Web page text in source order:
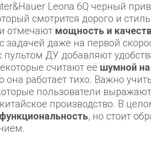
Leona 6Q черный
смотрится дорого и
отмечают мощность и
задачей даже на первой
пультом ДУ добавляют
считают её шумной
она работает тихо. Важно
пользователи
производство. В
, но стоит